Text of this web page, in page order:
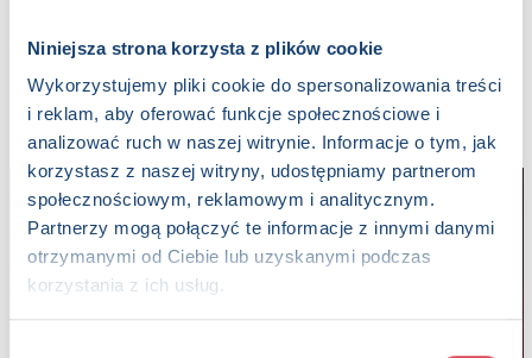
Niniejsza strona korzysta z plików cookie
Wykorzystujemy pliki cookie do spersonalizowania treści
i reklam, aby oferować funkcje społecznościowe i
analizować ruch w naszej witrynie. Informacje o tym, jak
korzystasz z naszej witryny, udostępniamy partnerom
społecznościowym, reklamowym i analitycznym.
Partnerzy mogą połączyć te informacje z innymi danymi
otrzymanymi od Ciebie lub uzyskanymi podczas
korzystania z ich usług.
Zainteresowanych odsyłamy dotegopostu na Facebooku,
gdzie znajdziecie więcej informacji.